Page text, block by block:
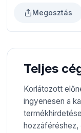
Megosztás
Teljes
Korlátozott
ingyenesen a